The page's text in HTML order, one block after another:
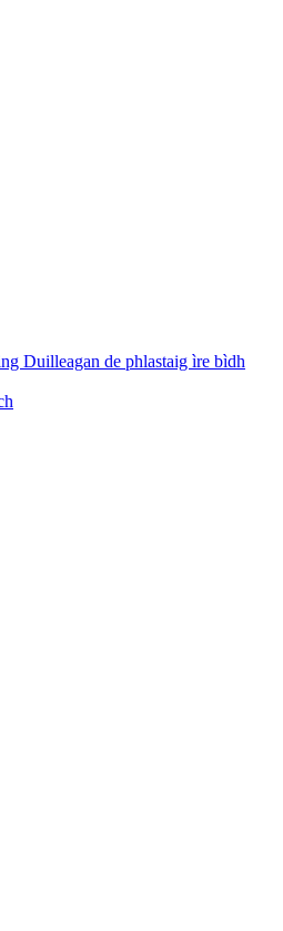
Duilleagan de phlastaig ìre bìdh